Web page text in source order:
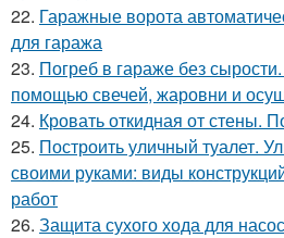
22. Гаражные ворота
для гаража
23. Погреб в гараже без
помощью свечей, жаровни и
24. Кровать откидная от стены.
25. Построить уличный туалет.
своими руками: виды
работ
26. Защита сухого хода для